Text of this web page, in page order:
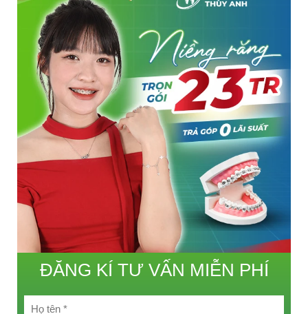
ĐĂNG KÍ TƯ VẤN MIỄN PHÍ